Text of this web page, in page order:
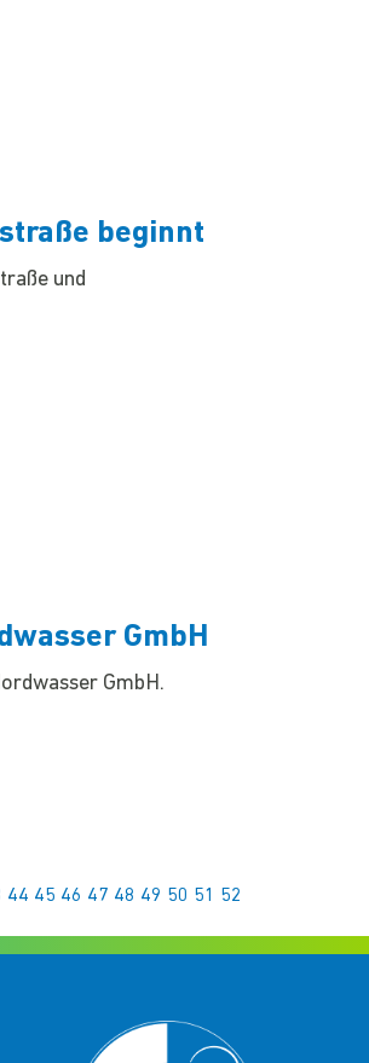
beginnt
und
GmbH
GmbH.
44 45 46 47 48 49 50 51
52